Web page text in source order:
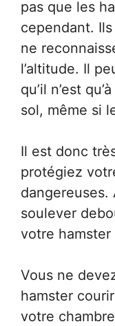
pas que les
cependant.
ne
l’altitude. Il
qu’il n’est
sol, même si
Il est donc
protégiez
dangereuses.
soulever
votre
Vous ne
hamster
votre